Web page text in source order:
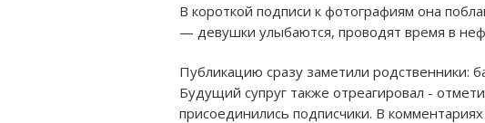
В короткой подписи к фотографиям она
— девушки улыбаются, проводят время в
Публикацию сразу заметили родственники:
Будущий супруг также отреагировал -
присоединились подписчики. В